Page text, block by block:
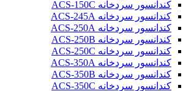
کندانسور سردخانه ACS-150C
کندانسور سردخانه ACS-245A
کندانسور سردخانه ACS-250A
کندانسور سردخانه ACS-250B
کندانسور سردخانه ACS-250C
کندانسور سردخانه ACS-350A
کندانسور سردخانه ACS-350B
کندانسور سردخانه ACS-350C